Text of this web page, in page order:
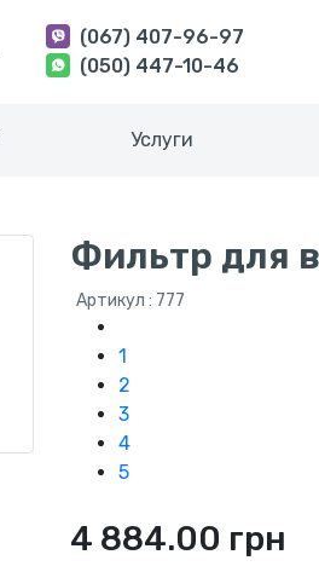
(067) 407-96-97
(050) 447-10-46
Услуги
Фильтр для
Артикул : 777
1
2
3
4
5
4 884.00 грн